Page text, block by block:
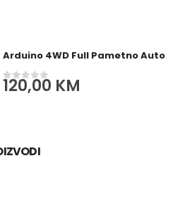
Arduino 4WD Full Pametno Auto
out of 5
120,00 KM